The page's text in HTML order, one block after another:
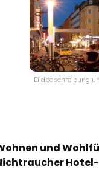
Bildbeschreibung
und